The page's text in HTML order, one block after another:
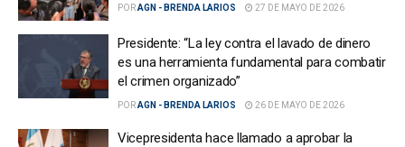
PORAGN - BRENDA LARIOS 27 DE MAYO DE 2026
Presidente: “La ley contra el lavado de dinero
es una herramienta fundamental para combatir
el crimen organizado”
PORAGN - BRENDA LARIOS 26 DE MAYO DE 2026
Vicepresidenta hace llamado a aprobar la